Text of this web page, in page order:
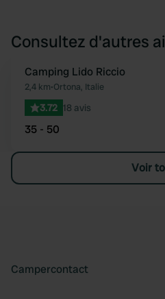
Consultez d'autres
Camping Lido Riccio
2,4 km•Ortona, Italie
3.72 18 avis
35 - 50
Voir
Campercontact